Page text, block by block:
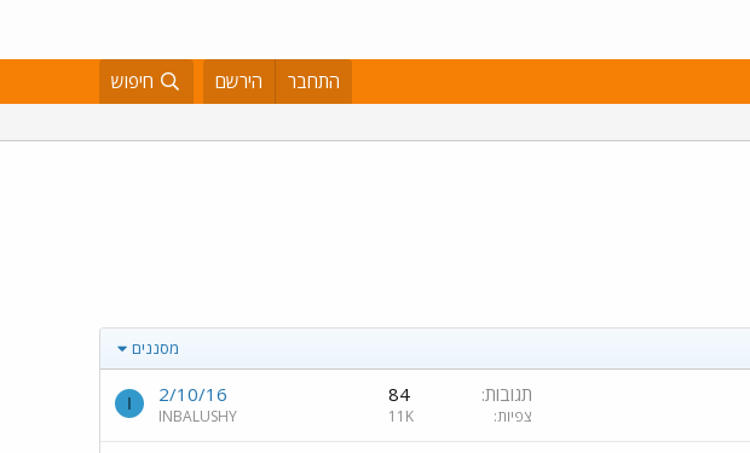
התחבר הירשם חיפוש
מסננים
תגובות 84
צפיות 11K
2/10/16
INBALUSHY
I